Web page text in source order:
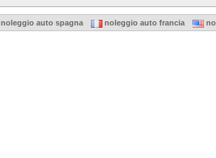
noleggio auto spagna noleggio auto francia